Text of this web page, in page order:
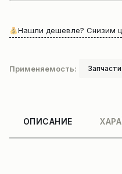
Нашли дешевле? Снизим
Применяемость:
ОПИСАНИЕ